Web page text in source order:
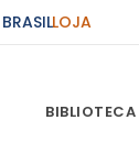
LOJA